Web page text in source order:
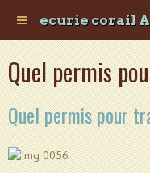
ecurie corail
Quel permis
Quel permis pour